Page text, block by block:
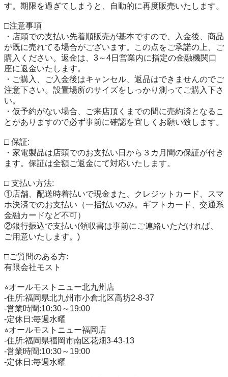
す。期限を過ぎてしまうと、自動的に再度販売いたします。
□注意事項
・店頭での支払い先着順販売が基本ですので、入金後、商品
が既に売れてる場合がございます。この点をご承諾の上、ご
購入ください。返金は、3～4日営業内に指定の金融機関口
座に返金いたします。
・ご購入、ご入金後はキャンセル、返品はできませんのでご
注意下さい。設置場所のサイズをしっかり測ってご購入下さ
い。
・仮予約がない場合、ご来店頂くまでの間に売約済となるこ
とがありますので必ず事前に確認を宜しくお願い致します。
□ 保証:
・家電製品は店頭でのお支払い日から３カ月間の保証が付き
ます。保証は全額ご返金にて対応いたします。
□ 支払い方法:
①店舗、配送時着払いで現金また、クレジットカード、スマ
ホ決済でのお支払い（一括払いのみ。ギフトカード、交通系
金融カードなど不可）
②銀行振込で支払い(領収書は事前にご連絡いただければ、
ご用意いたします。)
□ご質問のある方:
有限会社モスト
⭐︎オールモストニュー北九州店
-住所:福岡県北九州市小倉北区高坊2-8-37
-営業時間:10:30～19:00
-定休日:毎週水曜
⭐︎オールモストニュー福岡店
-住所:福岡県福岡市南区花畑3-43-13
-営業時間:10:30～19:00
-定休日:毎週水曜